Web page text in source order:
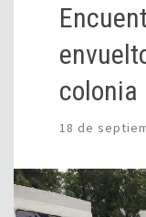
colonia
18 de